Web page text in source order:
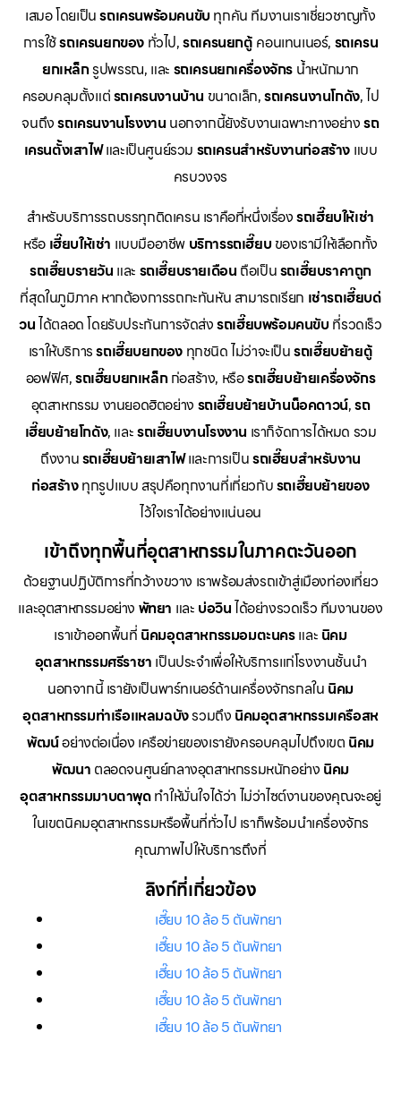
เสมอ โดยเป็นรถเครนพร้อมคนขับ ทุกคัน ทีมงานเราเชี่ยวชาญทั้ง
การใช้รถเครนยกของ ทั่วไป,รถเครนยกตู้ คอนเทนเนอร์, รถเครน
ยกเหล็กรูปพรรณ, และ รถเครนยกเครื่องจักร น้ำหนักมาก
ครอบคลุมตั้งแต่รถเครนงานบ้าน ขนาดเล็ก,รถเครนงานโกดัง, ไป
จนถึงรถเครนงานโรงงาน นอกจากนี้ยังรับงานเฉพาะทางอย่างรถ
เครนตั้งเสาไฟและเป็นศูนย์รวม รถเครนสำหรับงานก่อสร้าง แบบ
ครบวงจร
สำหรับบริการรถบรรทุกติดเครน เราคือที่หนึ่งเรื่องรถเฮี๊ยบให้เช่า
หรือ เฮี๊ยบให้เช่า แบบมืออาชีพ บริการรถเฮี๊ยบ ของเรามีให้เลือกทั้ง
รถเฮี๊ยบรายวัน และ รถเฮี๊ยบรายเดือน ถือเป็นรถเฮี๊ยบราคาถูก
ที่สุดในภูมิภาค หากต้องการรถกะทันหัน สามารถเรียก เช่ารถเฮี๊ยบด่
วนได้ตลอด โดยรับประกันการจัดส่งรถเฮี๊ยบพร้อมคนขับ ที่รวดเร็ว
เราให้บริการรถเฮี๊ยบยกของ ทุกชนิด ไม่ว่าจะเป็นรถเฮี๊ยบย้ายตู้
ออฟฟิศ,รถเฮี๊ยบยกเหล็กก่อสร้าง, หรือรถเฮี๊ยบย้ายเครื่องจักร
อุตสาหกรรม งานยอดฮิตอย่าง รถเฮี๊ยบย้ายบ้านน็อคดาวน์,รถ
เฮี๊ยบย้ายโกดัง, และรถเฮี๊ยบงานโรงงาน เราก็จัดการได้หมด รวม
ถึงงานรถเฮี๊ยบย้ายเสาไฟและการเป็นรถเฮี๊ยบสำหรับงาน
ก่อสร้างทุกรูปแบบ สรุปคือทุกงานที่เกี่ยวกับรถเฮี๊ยบย้ายของ
ไว้ใจเราได้อย่างแน่นอน
เข้าถึงทุกพื้นที่อุตสาหกรรมในภาคตะวันออก
ด้วยฐานปฏิบัติการที่กว้างขวาง เราพร้อมส่งรถเข้าสู่เมืองท่องเที่ยว
และอุตสาหกรรมอย่าง พัทยา และ บ่อวินได้อย่างรวดเร็ว ทีมงานของ
เราเข้าออกพื้นที่ นิคมอุตสาหกรรมอมตะนครและ นิคม
อุตสาหกรรมศรีราชา เป็นประจำเพื่อให้บริการแก่โรงงานชั้นนำ
นอกจากนี้ เรายังเป็นพาร์ทเนอร์ด้านเครื่องจักรกลใน นิคม
อุตสาหกรรมท่าเรือแหลมฉบังรวมถึง นิคมอุตสาหกรรมเครือสห
พัฒน์อย่างต่อเนื่อง เครือข่ายของเรายังครอบคลุมไปถึงเขต นิคม
พัฒนา ตลอดจนศูนย์กลางอุตสาหกรรมหนักอย่าง นิคม
อุตสาหกรรมมาบตาพุดทำให้มั่นใจได้ว่า ไม่ว่าไซต์งานของคุณจะอยู่
ในเขตนิคมอุตสาหกรรมหรือพื้นที่ทั่วไป เราก็พร้อมนำเครื่องจักร
คุณภาพไปให้บริการถึงที่
ลิงก์ที่เกี่ยวข้อง
เฮี๊ยบ 10 ล้อ 5 ตันพัทยา
เฮี๊ยบ 10 ล้อ 5 ตันพัทยา
เฮี๊ยบ 10 ล้อ 5 ตันพัทยา
เฮี๊ยบ 10 ล้อ 5 ตันพัทยา
เฮี๊ยบ 10 ล้อ 5 ตันพัทยา